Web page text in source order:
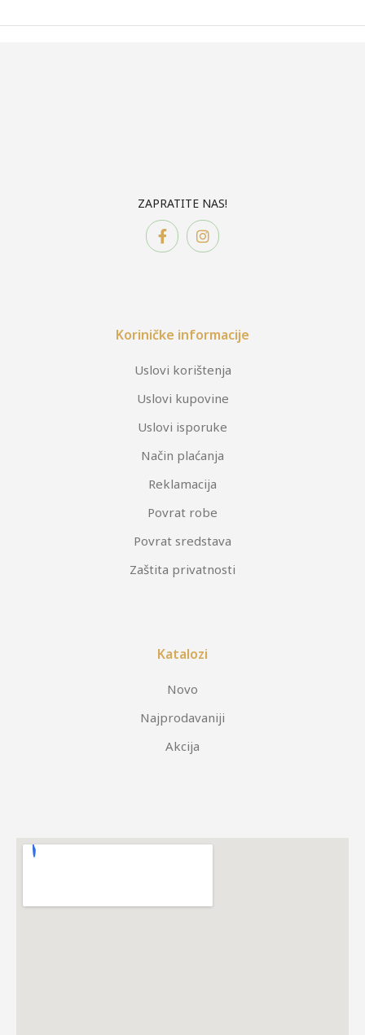
ZAPRATITE NAS!
Koriničke informacije
Uslovi korištenja
Uslovi kupovine
Uslovi isporuke
Način plaćanja
Reklamacija
Povrat robe
Povrat sredstava
Zaštita privatnosti
Katalozi
Novo
Najprodavaniji
Akcija